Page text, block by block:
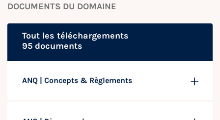
DOCUMENTS DU DOMAINE
Tout les téléchargements
95 documents
ANQ | Concepts & Règlements